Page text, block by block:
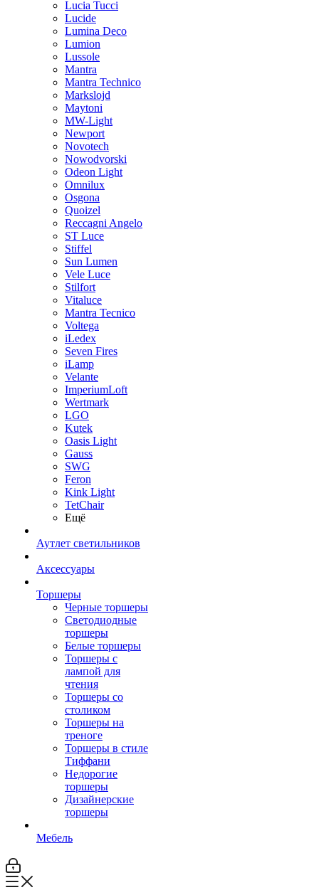
Lucia Tucci
Lucide
Lumina Deco
Lumion
Lussole
Mantra
Mantra Technico
Markslojd
Maytoni
MW-Light
Newport
Novotech
Nowodvorski
Odeon Light
Omnilux
Osgona
Quoizel
Reccagni Angelo
ST Luce
Stiffel
Sun Lumen
Vele Luce
Stilfort
Vitaluce
Mantra Tecnico
Voltega
iLedex
Seven Fires
iLamp
Velante
ImperiumLoft
Wertmark
LGO
Kutek
Oasis Light
Gauss
SWG
Feron
Kink Light
TetСhair
Ещё
Аутлет светильников
Аксессуары
Торшеры
Черные торшеры
Светодиодные
торшеры
Белые торшеры
Торшеры с
лампой для
чтения
Торшеры со
столиком
Торшеры на
треноге
Торшеры в стиле
Тиффани
Недорогие
торшеры
Дизайнерские
торшеры
Мебель